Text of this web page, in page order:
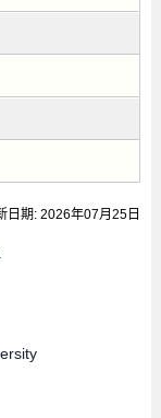
日期: 2026年07月25日